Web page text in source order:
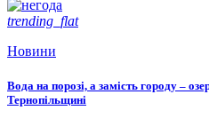
trending_flat
Новини
Вода на порозі, а замість городу –
Тернопільщині